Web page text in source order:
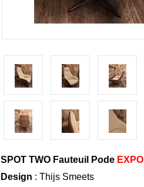
SPOT TWO Fauteuil Pode EXPO
Design : Thijs Smeets